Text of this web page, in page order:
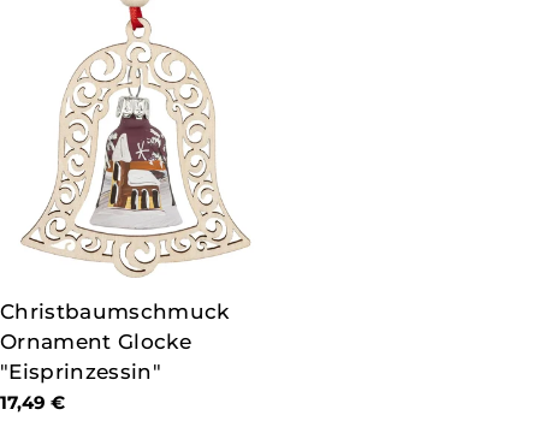
TYP:
Christbaumschmuck
Ornament Glocke
"Eisprinzessin"
Regulärer
17,49 €